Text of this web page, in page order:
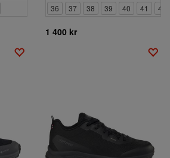
36 37 38 39 40 41 42
1 400 kr